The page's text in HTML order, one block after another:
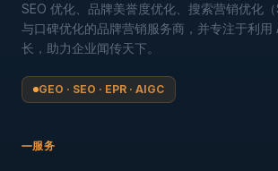
SEO 优化、品牌美誉度优化、搜索营销优化
与口碑优化的品牌营销服务商，并专注于利用
长，助力企业闻传天下。
GEO · SEO · EPR · AIGC
服务